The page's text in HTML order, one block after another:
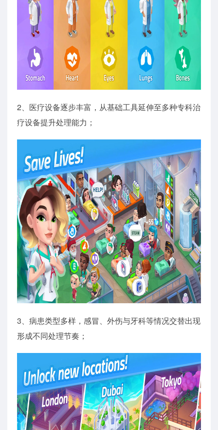
2、医疗设备逐步丰富，从基础工具延伸至多种专科治
疗设备提升处理能力；
3、病患类型多样，感冒、外伤与牙科等情况交替出现
形成不同处理节奏；